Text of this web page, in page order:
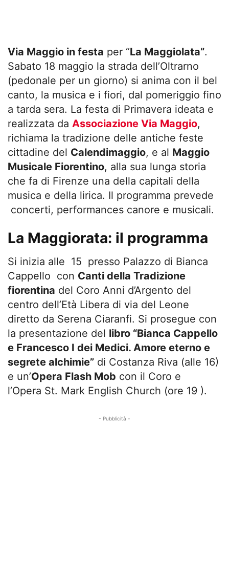
Via Maggio in festa per “La Maggiolata”.
Sabato 18 maggio la strada dell’Oltrarno
(pedonale per un giorno) si anima con il bel
canto, la musica e i fiori, dal pomeriggio fino
a tarda sera. La festa di Primavera ideata e
realizzata da Associazione Via Maggio,
richiama la tradizione delle antiche feste
cittadine del Calendimaggio, e al Maggio
Musicale Fiorentino, alla sua lunga storia
che fa di Firenze una della capitali della
musica e della lirica. Il programma prevede
concerti, performances canore e musicali.
La Maggiorata: il programma
Si inizia alle 15 presso Palazzo di Bianca
Cappello con Canti della Tradizione
fiorentina del Coro Anni d’Argento del
centro dell’Età Libera di via del Leone
diretto da Serena Ciaranfi. Si prosegue con
la presentazione del libro “Bianca Cappello
e Francesco I dei Medici. Amore eterno e
segrete alchimie” di Costanza Riva (alle 16)
e un’Opera Flash Mob con il Coro e
l’Opera St. Mark English Church (ore 19 ).
- Pubblicità -